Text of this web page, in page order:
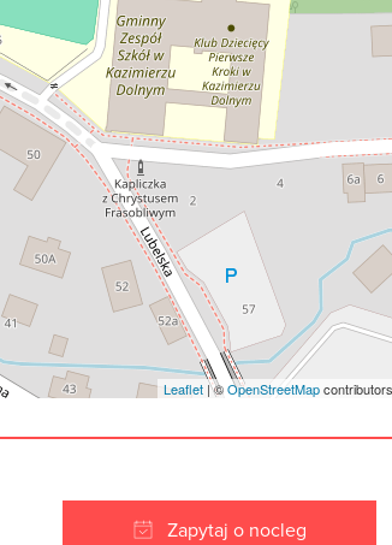
Leaflet| ©OpenStreetMapcontributors
Zapytaj o nocleg